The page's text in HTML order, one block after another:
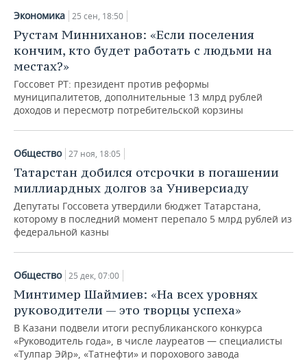
Экономика 25 сен, 18:50
Рустам Минниханов: «Если поселения
кончим, кто будет работать с людьми на
местах?»
Госсовет РТ: президент против реформы
муниципалитетов, дополнительные 13 млрд рублей
доходов и пересмотр потребительской корзины
Общество 27 ноя, 18:05
Татарстан добился отсрочки в погашении
миллиардных долгов за Универсиаду
Депутаты Госсовета утвердили бюджет Татарстана,
которому в последний момент перепало 5 млрд рублей из
федеральной казны
Общество 25 дек, 07:00
Минтимер Шаймиев: «На всех уровнях
руководители — это творцы успеха»
В Казани подвели итоги республиканского конкурса
«Руководитель года», в числе лауреатов — специалисты
«Тулпар Эйр», «Татнефти» и порохового завода